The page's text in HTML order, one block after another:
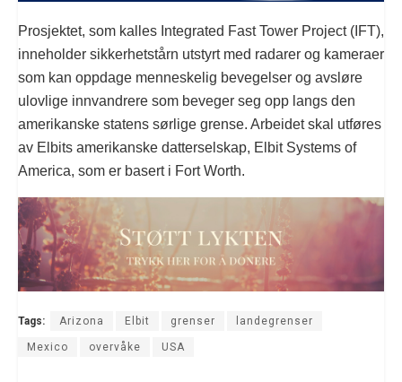
Prosjektet, som kalles Integrated Fast Tower Project (IFT),
inneholder sikkerhetstårn utstyrt med radarer og kameraer
som kan oppdage menneskelig bevegelser og avsløre
ulovlige innvandrere som beveger seg opp langs den
amerikanske statens sørlige grense. Arbeidet skal utføres
av Elbits amerikanske datterselskap, Elbit Systems of
America, som er basert i Fort Worth.
Tags: Arizona Elbit grenser landegrenser
Mexico overvåke USA